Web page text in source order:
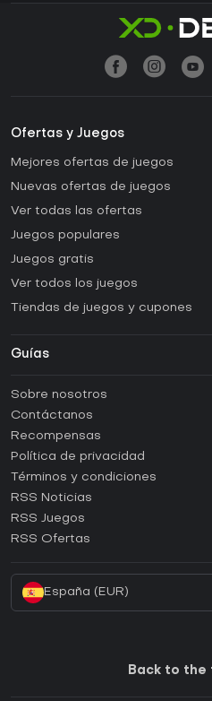
Ofertas y Juegos
Mejores ofertas de juegos
Nuevas ofertas de juegos
Ver todas las ofertas
Juegos populares
Juegos gratis
Ver todos los juegos
Tiendas de juegos y cupones
Guías
Guías y tutoriales
¿Cómo activar una CD Key de
¿Cómo activar una CD Key de
¿Cómo activar una CD Key de
¿Cómo activar una CD Key de
Sobre nosotros
Contáctanos
Recompensas
Política de privacidad
Términos y condiciones
RSS Noticias
RSS Juegos
RSS Ofertas
España (EUR)
Back to the